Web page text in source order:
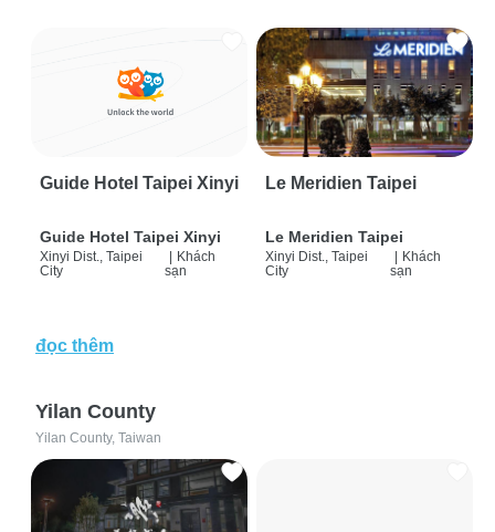
Guide Hotel Taipei Xinyi
Guide Hotel Taipei Xinyi
Xinyi Dist., Taipei
City
| Khách
sạn
Le Meridien Taipei
Le Meridien Taipei
Xinyi Dist., Taipei
City
| Khách
sạn
đọc thêm
Yilan County
Yilan County, Taiwan